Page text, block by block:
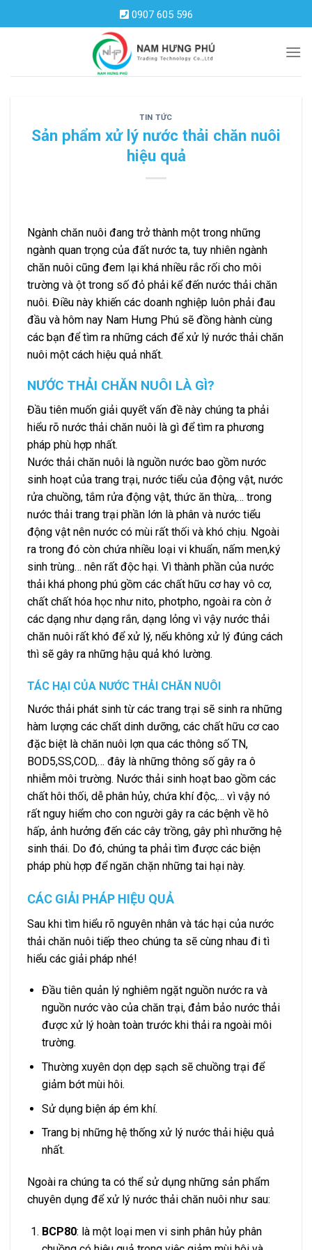
to
0907 605 596
TIN TỨC
Sản phẩm xử lý nước thải chăn nuôi
hiệu quả
Ngành chăn nuôi đang trở thành một trong những
ngành quan trọng của đất nước ta, tuy nhiên ngành
chăn nuôi cũng đem lại khá nhiều rắc rối cho môi
trường và ột trong số đỏ phải kể đến nước thải chăn
nuôi. Điều này khiến các doanh nghiệp luôn phải đau
đầu và hôm nay Nam Hưng Phú sẽ đồng hành cùng
các bạn để tìm ra những cách để xử lý nước thải chăn
nuôi một cách hiệu quả nhất.
NƯỚC THẢI CHĂN NUÔI LÀ GÌ?
Đầu tiên muốn giải quyết vấn đề này chúng ta phải
hiểu rõ nước thải chăn nuôi là gì để tìm ra phương
pháp phù hợp nhất.
Nước thải chăn nuôi là nguồn nước bao gồm nước
sinh hoạt của trang trại, nước tiểu của động vật, nước
rửa chuồng, tắm rửa động vật, thức ăn thừa,… trong
nước thải trang trại phần lớn là phân và nước tiểu
động vật nên nước có mùi rất thối và khó chịu. Ngoài
ra trong đó còn chứa nhiều loại vi khuẩn, nấm men,ký
sinh trùng… nên rất độc hại. Vì thành phần của nước
thải khá phong phú gồm các chất hữu cơ hay vô cơ,
chất chất hóa học như nito, photpho, ngoài ra còn ở
các dạng như dạng rắn, dạng lỏng vì vậy nước thải
chăn nuôi rất khó để xử lý, nếu không xử lý đúng cách
thì sẽ gây ra những hậu quả khó lường.
TÁC HẠI CỦA NƯỚC THẢI CHĂN NUÔI
Nước thải phát sinh từ các trang trại sẽ sinh ra những
hàm lượng các chất dinh dưỡng, các chất hữu cơ cao
đặc biệt là chăn nuôi lợn qua các thông số TN,
BOD5,SS,COD,… đây là những thông số gây ra ô
nhiễm môi trường. Nước thải sinh hoạt bao gồm các
chất hôi thối, dễ phân hủy, chứa khí độc,… vì vậy nó
rất nguy hiểm cho con người gây ra các bệnh về hô
hấp, ảnh hưởng đến các cây trồng, gây phì nhưỡng hệ
sinh thái. Do đó, chúng ta phải tìm được các biện
pháp phù hợp để ngăn chặn những tai hại này.
CÁC GIẢI PHÁP HIỆU QUẢ
Sau khi tìm hiểu rõ nguyên nhân và tác hại của nước
thải chăn nuôi tiếp theo chúng ta sẽ cùng nhau đi tì
hiểu các giải pháp nhé!
Đầu tiên quản lý nghiêm ngặt nguồn nước ra và
nguồn nước vào của chăn trại, đảm bảo nước thải
được xử lý hoàn toàn trước khi thải ra ngoài môi
trường.
Thường xuyên dọn dẹp sạch sẽ chuồng trại để
giảm bớt mùi hôi.
Sử dụng biện áp ém khí.
Trang bị những hệ thống xử lý nước thải hiệu quả
nhất.
Ngoài ra chúng ta có thể sử dụng những sản phẩm
chuyên dụng để xử lý nước thải chăn nuôi như sau:
BCP80: là một loại men vi sinh phân hủy phân